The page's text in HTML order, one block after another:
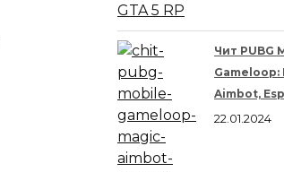
Чит PUBG
Gameloop:
Aimbot,
22.01.2024